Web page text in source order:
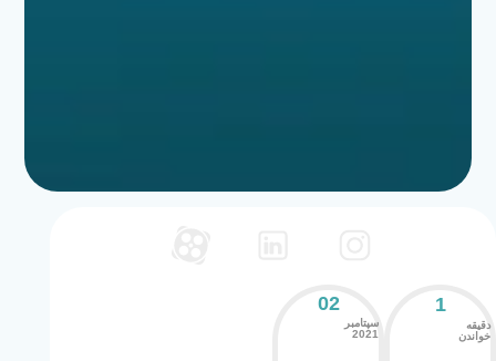
1
دقیقه
خواندن
02
سپتامبر
2021